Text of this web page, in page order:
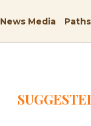
News Media